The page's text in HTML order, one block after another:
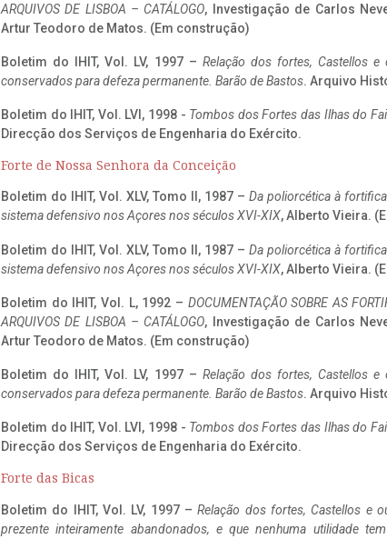
ARQUIVOS DE LISBOA – CATÁLOGO, Investigação de Carlos
Artur Teodoro de Matos. (Em construção)
Boletim do IHIT, Vol. LV, 1997 – Relação dos fortes, Castellos
conservados para defeza permanente. Barão de Bastos. Arquivo
Boletim do IHIT, Vol. LVI, 1998 - Tombos dos Fortes das Ilhas do
Direcção dos Serviços de Engenharia do Exército.
Forte de Nossa Senhora da Conceição
Boletim do IHIT, Vol. XLV, Tomo II, 1987 – Da poliorcética à
sistema defensivo nos Açores nos séculos XVI-XIX, Alberto Vieira.
Boletim do IHIT, Vol. XLV, Tomo II, 1987 – Da poliorcética à
sistema defensivo nos Açores nos séculos XVI-XIX, Alberto Vieira.
Boletim do IHIT, Vol. L, 1992 – DOCUMENTAÇÃO SOBRE AS
ARQUIVOS DE LISBOA – CATÁLOGO, Investigação de Carlos
Artur Teodoro de Matos. (Em construção)
Boletim do IHIT, Vol. LV, 1997 – Relação dos fortes, Castellos
conservados para defeza permanente. Barão de Bastos. Arquivo
Boletim do IHIT, Vol. LVI, 1998 - Tombos dos Fortes das Ilhas do
Direcção dos Serviços de Engenharia do Exército.
Forte das Bicas
Boletim do IHIT, Vol. LV, 1997 –Relação dos fortes, Castellos e
prezente inteiramente abandonados, e que nenhuma utilidade